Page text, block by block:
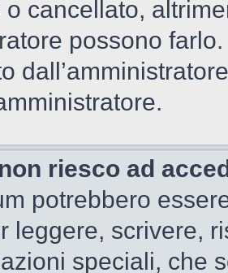
o cancellato,
possono
riesco ad
potrebbero
leggere, scrivere,
speciali, che